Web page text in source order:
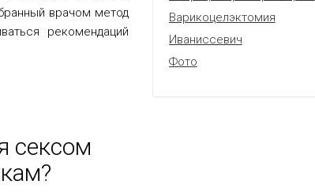
врачом метод
рекомендаций
сексом
Варикоцелэктомия
Иваниссевич
Фото